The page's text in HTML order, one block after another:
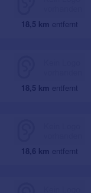
18,5 km entfernt
18,5 km entfernt
18,6 km entfernt